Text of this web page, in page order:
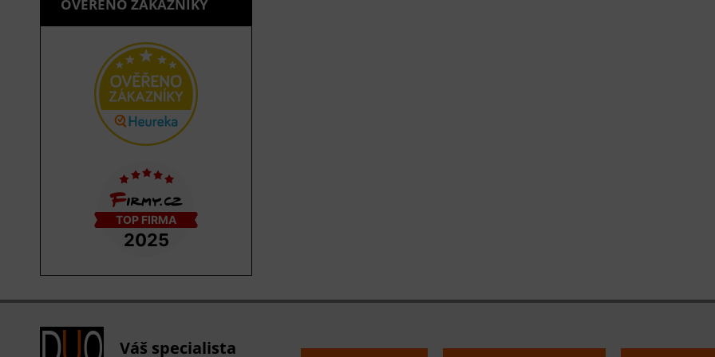
OVĚŘENO ZÁKAZNÍKY
Váš specialista